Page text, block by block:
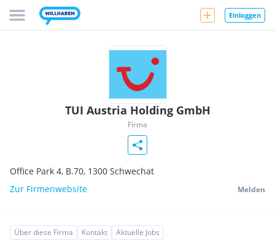
Einloggen
TUI Austria Holding GmbH
Firma
Office Park 4, B.70, 1300 Schwechat
Zur Firmenwebsite
Melden
Über diese Firma Kontakt Aktuelle Jobs